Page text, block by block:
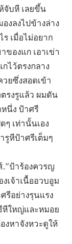
จับหี เลยขึ้น
งลงไปข้างล่าง
เมื่อไม่อยาก
ของแก เอาเข่า
ไว้ตรงกลาง
ยซึ่งสอดเข้า
รงรูแล้ว ผมดัน
นึ่ง ป้าศรี
เท่านั้นเอง
หีป้าศรีเต็มๆ
ป้าร้องควรญ
เจ้าเนื้ออวบอูม
รีอย่างรุนแรง
หีใหญ่และหมอย
งหาจังหวะดูให้